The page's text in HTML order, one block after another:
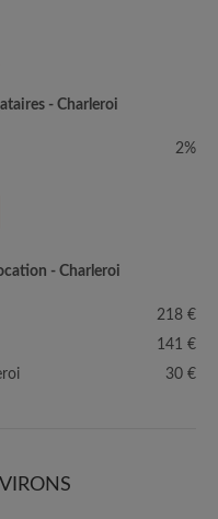
- Charleroi
2%
- Charleroi
218 €
141 €
30 €